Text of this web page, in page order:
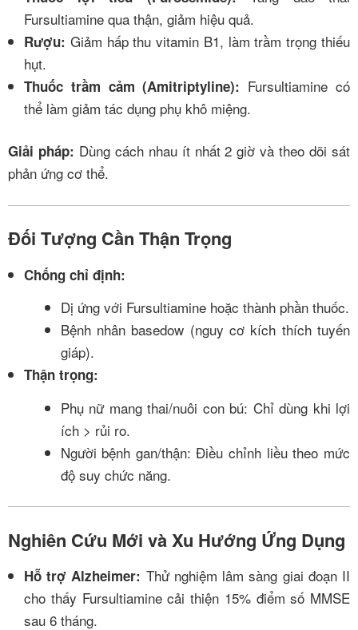
Fursultiamine qua thận, giảm hiệu quả.
Rượu: Giảm hấp thu vitamin B1, làm trầm trọng thiếu
hụt.
Thuốc trầm cảm (Amitriptyline): Fursultiamine có
thể làm giảm tác dụng phụ khô miệng.
Giải pháp: Dùng cách nhau ít nhất 2 giờ và theo dõi sát
phản ứng cơ thể.
Đối Tượng Cần Thận Trọng
Chống chỉ định:
Dị ứng với Fursultiamine hoặc thành phần thuốc.
Bệnh nhân basedow (nguy cơ kích thích tuyến
giáp).
Thận trọng:
Phụ nữ mang thai/nuôi con bú: Chỉ dùng khi lợi
ích > rủi ro.
Người bệnh gan/thận: Điều chỉnh liều theo mức
độ suy chức năng.
Nghiên Cứu Mới và Xu Hướng Ứng Dụng
Hỗ trợ Alzheimer: Thử nghiệm lâm sàng giai đoạn II
cho thấy Fursultiamine cải thiện 15% điểm số MMSE
sau 6 tháng.